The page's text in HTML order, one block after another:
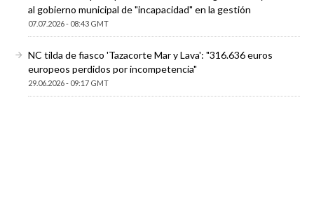
al gobierno municipal de "incapacidad" en la gestión
07.07.2026 - 08:43 GMT
NC tilda de fiasco 'Tazacorte Mar y Lava': "316.636 euros
europeos perdidos por incompetencia"
29.06.2026 - 09:17 GMT